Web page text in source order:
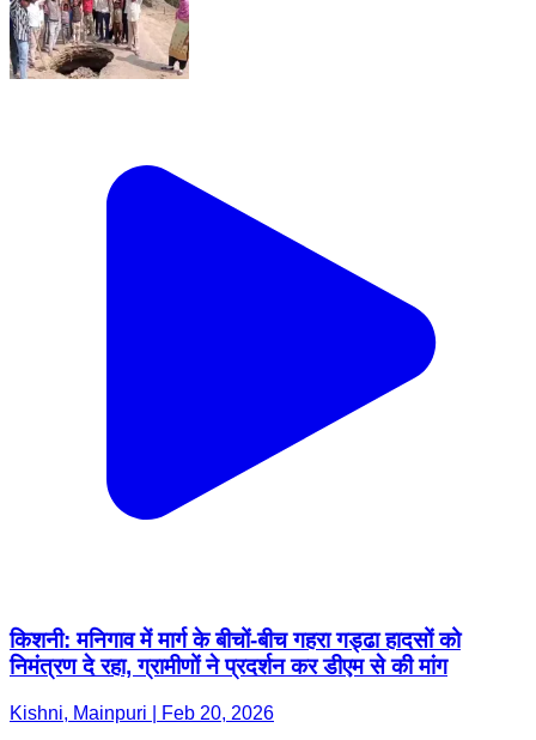
किशनी: मनिगाव में मार्ग के बीचों-बीच गहरा गड्ढा हादसों को
निमंत्रण दे रहा, ग्रामीणों ने प्रदर्शन कर डीएम से की मांग
Kishni, Mainpuri | Feb 20, 2026